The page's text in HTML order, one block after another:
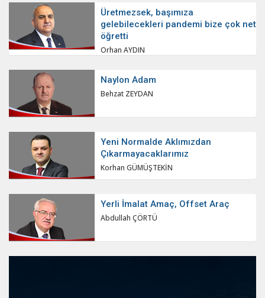
Üretmezsek, başımıza
gelebilecekleri pandemi bize çok net
öğretti
Orhan AYDIN
Naylon Adam
Behzat ZEYDAN
Yeni Normalde Aklımızdan
Çıkarmayacaklarımız
Korhan GÜMÜŞTEKİN
Yerli İmalat Amaç, Offset Araç
Abdullah ÇÖRTÜ